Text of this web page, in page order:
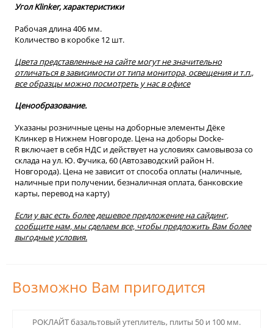
Угол Klinker, характеристики
Рабочая длина 406 мм.
Количество в коробке 12 шт.
Цвета представленные на сайте могут не значительно
отличаться в зависимости от типа монитора, освещения и т.п.,
все образцы можно посмотреть у нас в офисе
Ценообразование.
Указаны розничные цены на доборные элементы Дёке
Клинкер в Нижнем Новгороде. Цена на доборы Docke-
R включает в себя НДС и действует на условиях самовывоза со
склада на ул. Ю. Фучика, 60 (Автозаводский район Н.
Новгорода). Цена не зависит от способа оплаты (наличные,
наличные при получении, безналичная оплата, банковские
карты, перевод на карту)
Если у вас есть более дешевое предложение на сайдинг,
сообщите нам, мы сделаем все, чтобы предложить Вам более
выгодные условия.
Возможно Вам пригодится
РОКЛАЙТ базальтовый утеплитель, плиты 50 и 100 мм.